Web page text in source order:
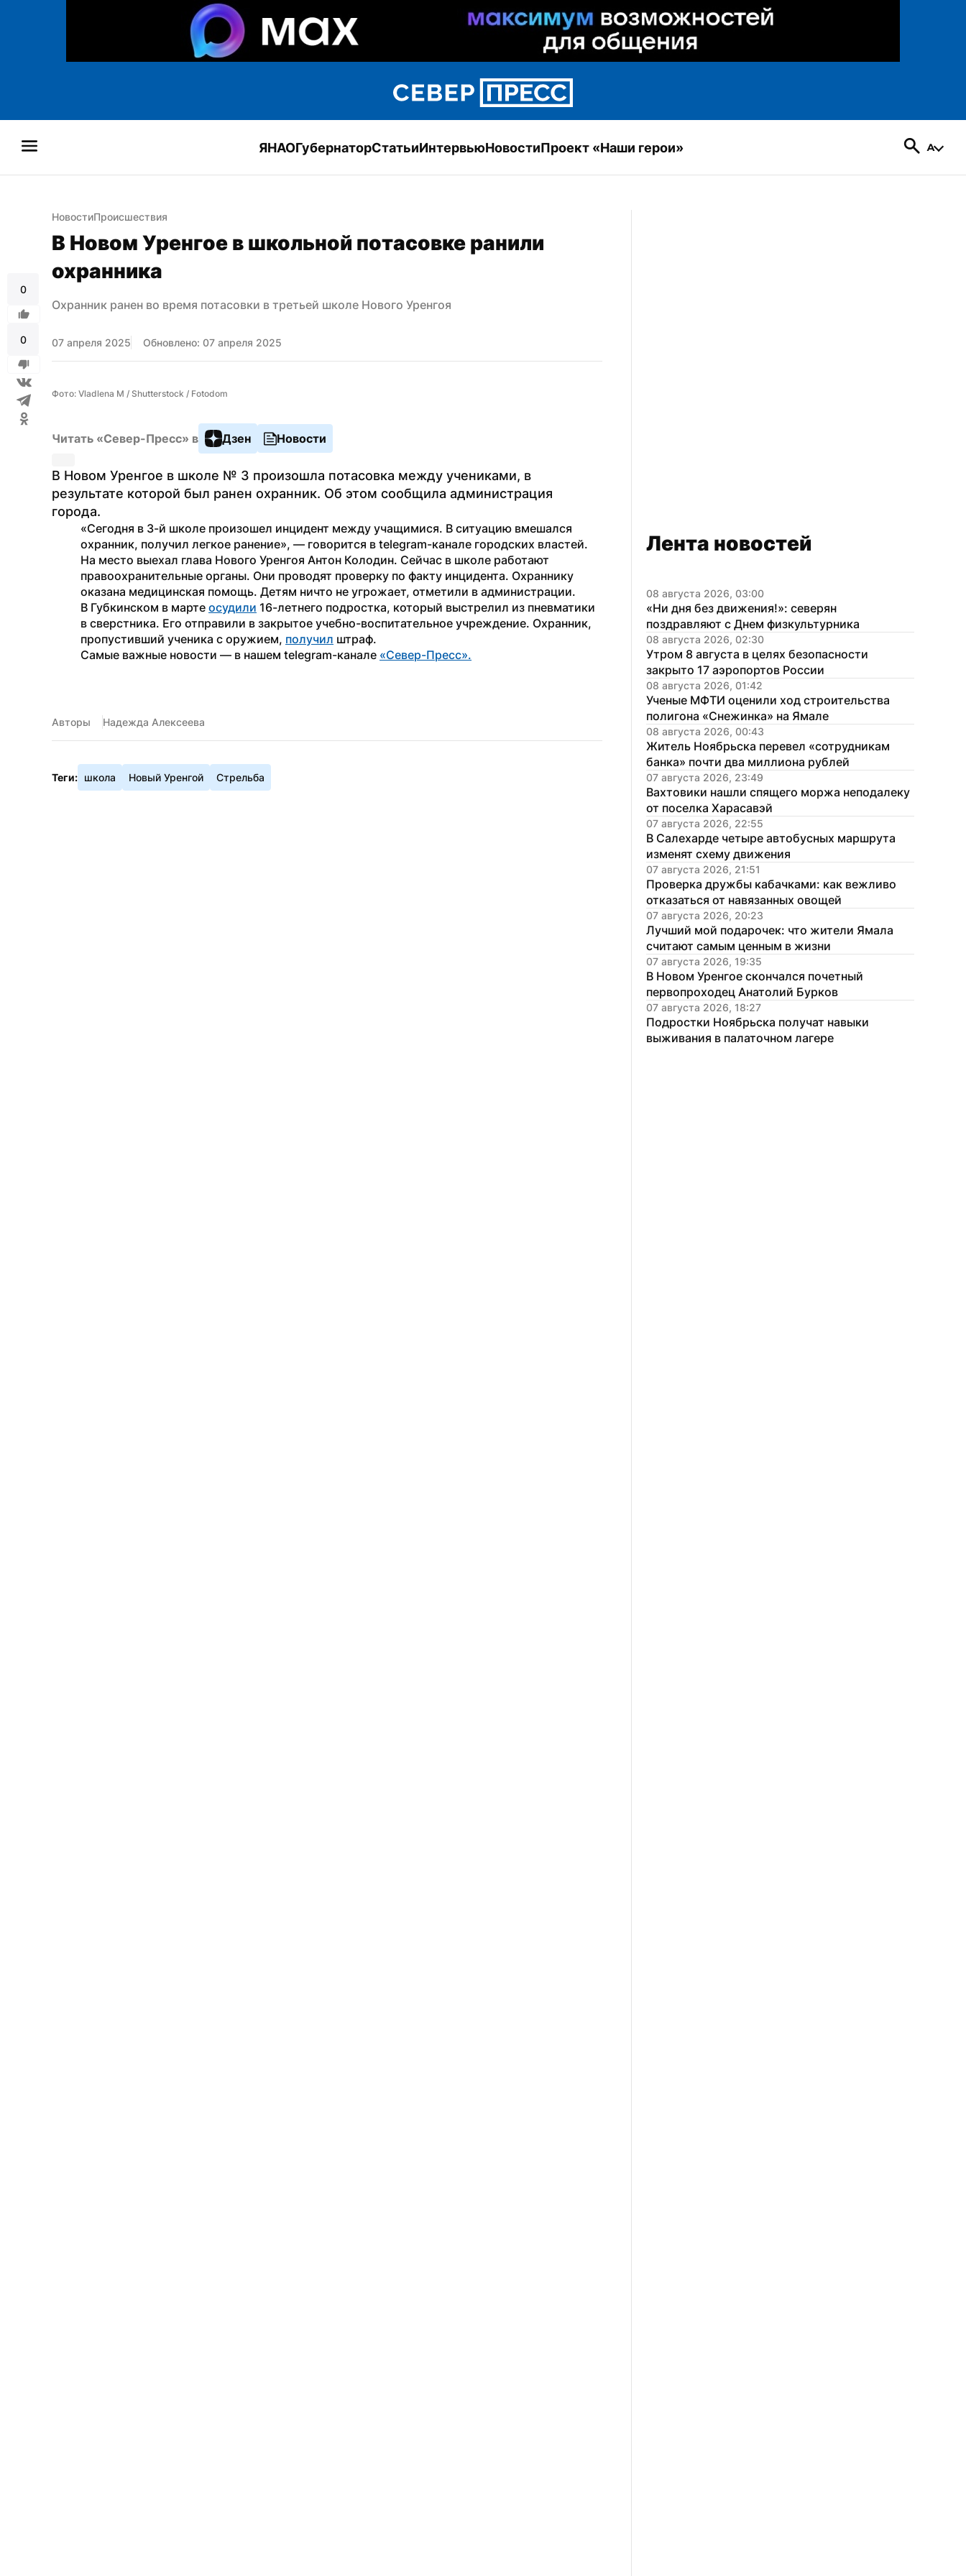
ЯНАОГубернаторСтатьиИнтервьюНовостиПроект «Наши герои»
0
0
НовостиПроисшествия
В Новом Уренгое в школьной потасовке ранили
охранника
Охранник ранен во время потасовки в третьей школе Нового Уренгоя
07 апреля 2025 Обновлено: 07 апреля 2025
Фото: Vladlena M / Shutterstock / Fotodom
Читать «Север-Пресс» в Дзен Новости
В Новом Уренгое в школе № 3 произошла потасовка между учениками, в
результате которой был ранен охранник. Об этом сообщила администрация
города.
«Сегодня в 3-й школе произошел инцидент между учащимися. В ситуацию вмешался
охранник, получил легкое ранение», — говорится в telegram-канале городских властей.
На место выехал глава Нового Уренгоя Антон Колодин. Сейчас в школе работают
правоохранительные органы. Они проводят проверку по факту инцидента. Охраннику
оказана медицинская помощь. Детям ничто не угрожает, отметили в администрации.
В Губкинском в марте осудили 16-летнего подростка, который выстрелил из пневматики
в сверстника. Его отправили в закрытое учебно-воспитательное учреждение. Охранник,
пропустивший ученика с оружием, получил штраф.
Самые важные новости — в нашем telegram-канале «Север-Пресс».
Авторы Надежда Алексеева
Теги: школа Новый Уренгой Стрельба
Лента новостей
08 августа 2026, 03:00
«Ни дня без движения!»: северян
поздравляют с Днем физкультурника
08 августа 2026, 02:30
Утром 8 августа в целях безопасности
закрыто 17 аэропортов России
08 августа 2026, 01:42
Ученые МФТИ оценили ход строительства
полигона «Снежинка» на Ямале
08 августа 2026, 00:43
Житель Ноябрьска перевел «сотрудникам
банка» почти два миллиона рублей
07 августа 2026, 23:49
Вахтовики нашли спящего моржа неподалеку
от поселка Харасавэй
07 августа 2026, 22:55
В Салехарде четыре автобусных маршрута
изменят схему движения
07 августа 2026, 21:51
Проверка дружбы кабачками: как вежливо
отказаться от навязанных овощей
07 августа 2026, 20:23
Лучший мой подарочек: что жители Ямала
считают самым ценным в жизни
07 августа 2026, 19:35
В Новом Уренгое скончался почетный
первопроходец Анатолий Бурков
07 августа 2026, 18:27
Подростки Ноябрьска получат навыки
выживания в палаточном лагере